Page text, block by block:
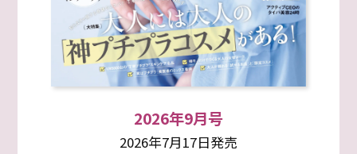
2026年9月号
2026年7月17日発売